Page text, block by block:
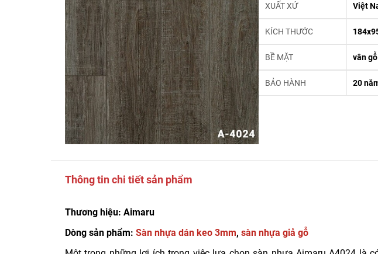
XUẤT XỨ Việt
KÍCH THƯỚC
BỀ MẶT vân gỗ
BẢO HÀNH 20
Thông tin chi tiết sản phẩm
Thương hiệu: Aimaru
Dòng sản phẩm: Sàn nhựa dán keo 3mm, sàn nhựa giả gỗ